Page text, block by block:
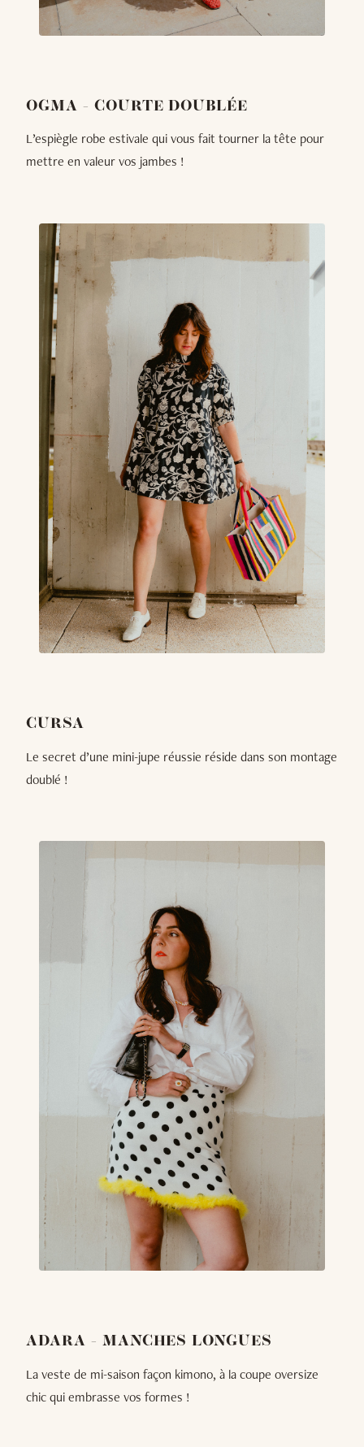
OGMA - COURTE DOUBLÉE
L’espiègle robe estivale qui vous fait tourner la tête pour
mettre en valeur vos jambes !
CURSA
Le secret d’une mini-jupe réussie réside dans son montage
doublé !
ADARA - MANCHES LONGUES
La veste de mi-saison façon kimono, à la coupe oversize
chic qui embrasse vos formes !